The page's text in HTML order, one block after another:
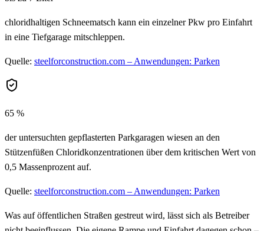
chloridhaltigen Schneematsch kann ein einzelner Pkw pro Einfahrt
in eine Tiefgarage mitschleppen.
Quelle: steelforconstruction.com – Anwendungen: Parken
65 %
der untersuchten gepflasterten Parkgaragen wiesen an den
Stützenfüßen Chloridkonzentrationen über dem kritischen Wert von
0,5 Massenprozent auf.
Quelle: steelforconstruction.com – Anwendungen: Parken
Was auf öffentlichen Straßen gestreut wird, lässt sich als Betreiber